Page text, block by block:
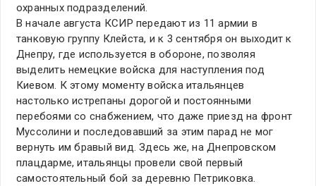
охранных подразделений.
В начале августа КСИР передают из 11 армии в
танковую группу Клейста, и к 3 сентября он выходит к
Днепру, где используется в обороне, позволяя
выделить немецкие войска для наступления под
Киевом. К этому моменту войска итальянцев
настолько истрепаны дорогой и постоянными
перебоями со снабжением, что даже приезд на фронт
Муссолини и последовавший за этим парад не мог
вернуть им бравый вид. Здесь же, на Днепровском
плацдарме, итальянцы провели свой первый
самостоятельный бой за деревню Петриковка.